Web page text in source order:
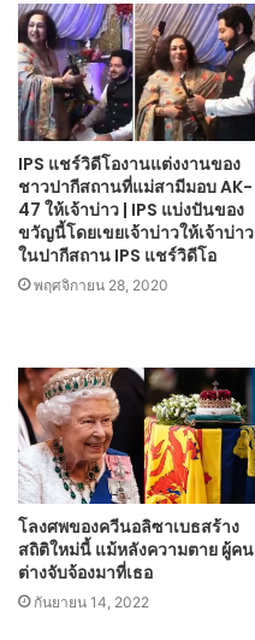
IPS แชร์วิดีโองานแต่งงานของ
ชาวปากีสถานที่แม่สามีมอบ AK-
47 ให้เจ้าบ่าว | IPS แบ่งปันของ
ขวัญนี้โดยเขยเจ้าบ่าวให้เจ้าบ่าว
ในปากีสถาน IPS แชร์วิดีโอ
พฤศจิกายน 28, 2020
โลงศพของควีนอลิซาเบธสร้าง
สถิติใหม่นี้ แม้หลังความตาย ผู้คน
ต่างจับจ้องมาที่เธอ
กันยายน 14, 2022